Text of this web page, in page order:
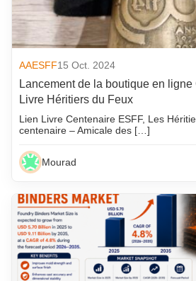
AAESFF15 Oct. 2024
Lancement de la boutique en
Livre Héritiers du Feux
Lien Livre Centenaire ESFF, Les
centenaire – Amicale des […]
Mourad